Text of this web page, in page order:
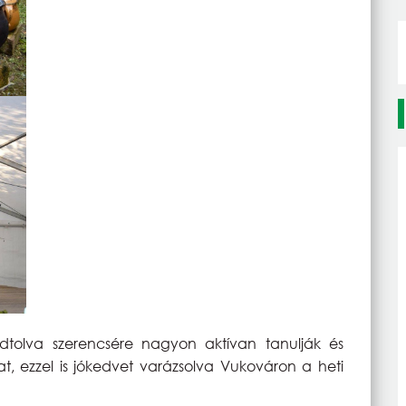
szerencsére nagyon aktívan tanulják és
ezzel is jókedvet varázsolva Vukováron a heti